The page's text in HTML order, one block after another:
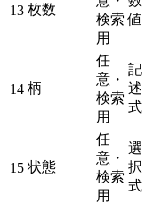
13 枚数
検索
用
値
14 柄
任
意・
検索
用
記
述
式
15 状態
任
意・
検索
用
選
択
式